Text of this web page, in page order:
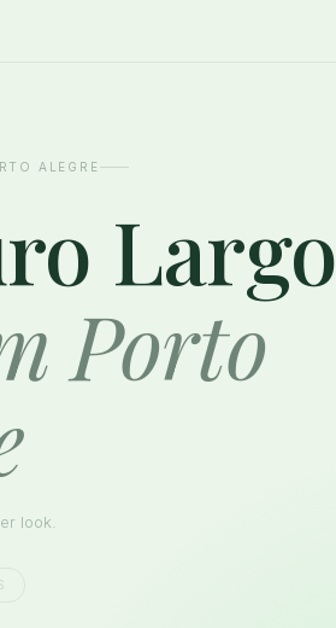
ALEGRE
Largo
Porto
look.